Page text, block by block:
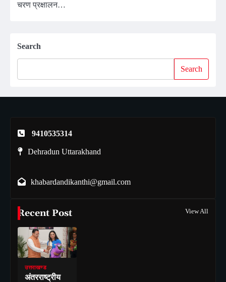
चरण प्रक्षालन…
Search
Search
9410535314
Dehradun Uttarakhand
khabardandikanthi@gmail.com
Recent Post View All
उत्तराखण्ड
अंतरराष्ट्रीय